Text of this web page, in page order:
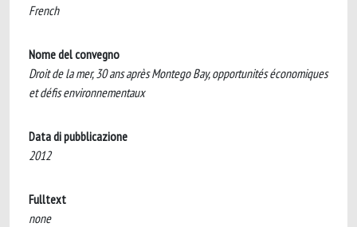
French
Nome del convegno
Droit de la mer, 30 ans après Montego Bay, opportunités économiques
et défis environnementaux
Data di pubblicazione
2012
Fulltext
none